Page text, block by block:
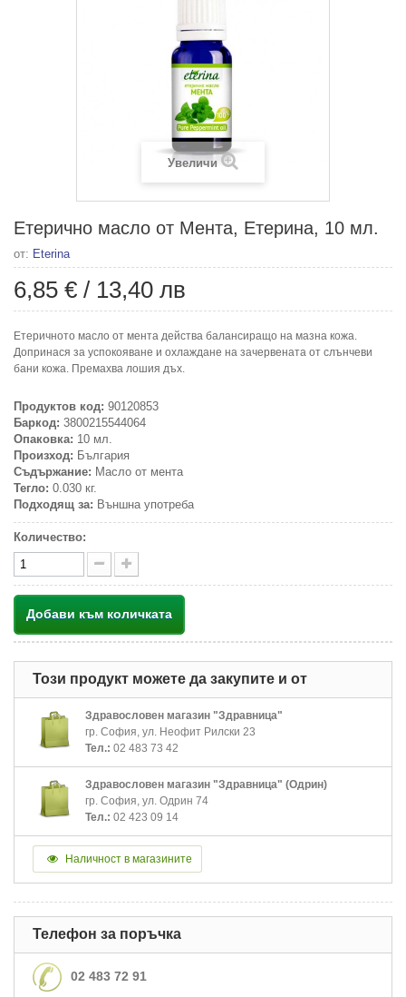
Увеличи
Етерично масло от Мента, Етерина, 10 мл.
от: Eterina
6,85 € / 13,40 лв
Етеричното масло от мента действа балансиращо на мазна кожа.
Допринася за успокояване и охлаждане на зачервената от слънчеви
бани кожа. Премахва лошия дъх.
Продуктов код: 90120853
Баркод: 3800215544064
Опаковка: 10 мл.
Произход: България
Съдържание: Масло от мента
Тегло: 0.030 кг.
Подходящ за: Външна употреба
Количество:
Добави към количката
Този продукт можете да закупите и от
Здравословен магазин "Здравница"
гр. София, ул. Неофит Рилски 23
Тел.: 02 483 73 42
Здравословен магазин "Здравница" (Одрин)
гр. София, ул. Одрин 74
Тел.: 02 423 09 14
Наличност в магазините
Телефон за поръчка
02 483 72 91